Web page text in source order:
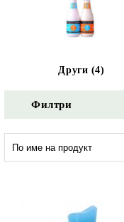
Други (4)
Филтри